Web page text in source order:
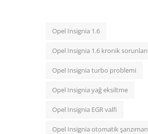
Opel Insignia 1.6
Opel Insignia 1.6 kronik sorunları
Opel Insignia turbo problemi
Opel Insignia yağ eksiltme
Opel Insignia EGR valfi
Opel Insignia otomatik şanzıman